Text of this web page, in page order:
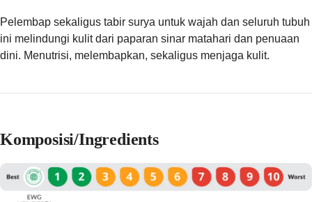
Pelembap sekaligus tabir surya untuk wajah dan seluruh tubuh
ini melindungi kulit dari paparan sinar matahari dan penuaan
dini. Menutrisi, melembapkan, sekaligus menjaga kulit.
Komposisi/Ingredients